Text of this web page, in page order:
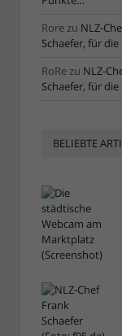
Rorezu NLZ-
Schaefer, für
RoRezu NLZ-
Schaefer, für
BELIEBTE